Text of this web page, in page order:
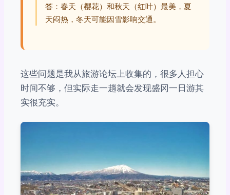
答：春天（樱花）和秋天（红叶）最美，夏
天闷热，冬天可能因雪影响交通。
这些问题是我从旅游论坛上收集的，很多人担心
时间不够，但实际走一趟就会发现盛冈一日游其
实很充实。